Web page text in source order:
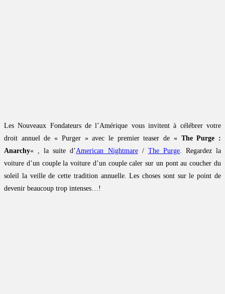
Les Nouveaux Fondateurs de l’Amérique vous invitent à célébrer votre
droit annuel de « Purger » avec le premier teaser de « The Purge :
Anarchy« , la suite d’American Nightmare/ The Purge. Regardez la
voiture d’un couple la voiture d’un couple caler sur un pont au coucher du
soleil la veille de cette tradition annuelle. Les choses sont sur le point de
devenir beaucoup trop intenses…!